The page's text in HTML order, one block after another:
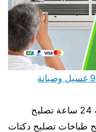
تصليح مكيفات القصر 98025055 غسيل وصيانة
تصليح مكيفات القصر نقدم خدمة 24 ساعة تصليح
طباخات تصليح دكتات